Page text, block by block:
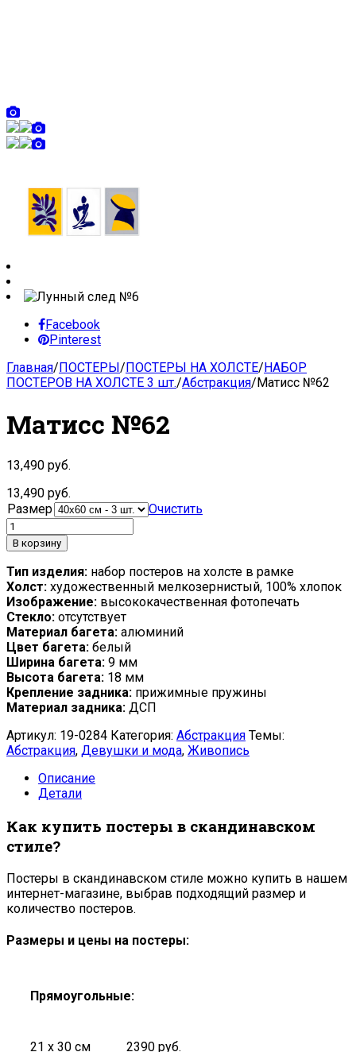
Facebook
Pinterest
Главная/ПОСТЕРЫ/ПОСТЕРЫ НА ХОЛСТЕ/НАБОР
ПОСТЕРОВ НА ХОЛСТЕ 3 шт./Абстракция/Матисс №62
Матисс №62
13,490 руб.
13,490 руб.
Размер
Очистить
В корзину
Тип изделия: набор постеров на холсте в рамке
Холст: художественный мелкозернистый, 100% хлопок
Изображение: высококачественная фотопечать
Стекло: отсутствует
Материал багета: алюминий
Цвет багета: белый
Ширина багета: 9 мм
Высота багета: 18 мм
Крепление задника: прижимные пружины
Материал задника: ДСП
Артикул: 19-0284 Категория: Абстракция Темы:
Абстракция, Девушки и мода, Живопись
Описание
Детали
Как купить постеры в скандинавском
стиле?
Постеры в скандинавском стиле можно купить в нашем
интернет-магазине, выбрав подходящий размер и
количество постеров.
Размеры и цены на постеры:
Прямоугольные:
21 х 30 см
2390 руб.